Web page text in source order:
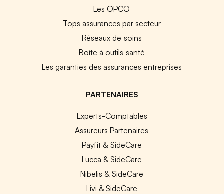
Les OPCO
Tops assurances par secteur
Réseaux de soins
Boîte à outils santé
Les garanties des assurances entreprises
PARTENAIRES
Experts-Comptables
Assureurs Partenaires
Payfit & SideCare
Lucca & SideCare
Nibelis & SideCare
Livi & SideCare